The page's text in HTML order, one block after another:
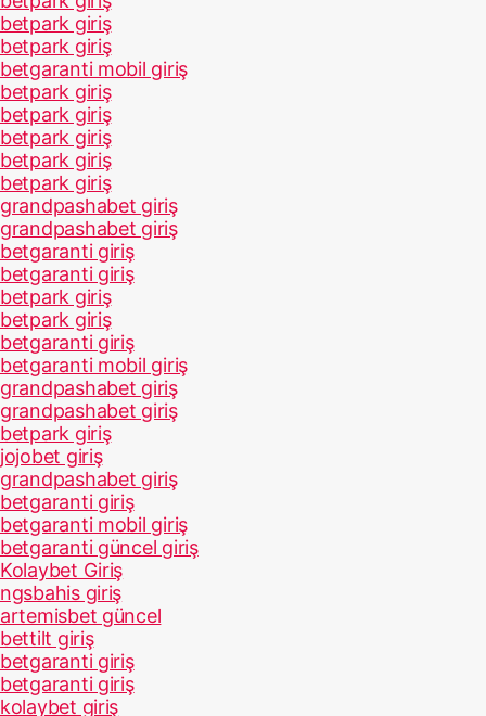
betpark giriş
betpark giriş
betgaranti mobil giriş
betpark giriş
betpark giriş
betpark giriş
betpark giriş
betpark giriş
grandpashabet giriş
grandpashabet giriş
betgaranti giriş
betgaranti giriş
betpark giriş
betpark giriş
betgaranti giriş
betgaranti mobil giriş
grandpashabet giriş
grandpashabet giriş
betpark giriş
jojobet giriş
grandpashabet giriş
betgaranti giriş
betgaranti mobil giriş
betgaranti güncel giriş
Kolaybet Giriş
ngsbahis giriş
artemisbet güncel
bettilt giriş
betgaranti giriş
betgaranti giriş
kolaybet giriş